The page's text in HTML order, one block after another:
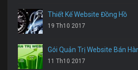
Thiết Kế Website Đồng Hồ
19 Th10 2017
Gói Quản Trị Website Bán
11 Th10 2017